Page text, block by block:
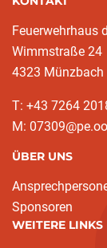
Feuerwehrhaus
Wimmstraße 24
4323 Münzbach
T: +43 7264
M:
ÜBER UNS
Sponsoren
WEITERE LINKS